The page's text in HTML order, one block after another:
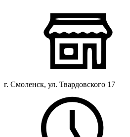
г. Смоленск, ул. Твардовского 17